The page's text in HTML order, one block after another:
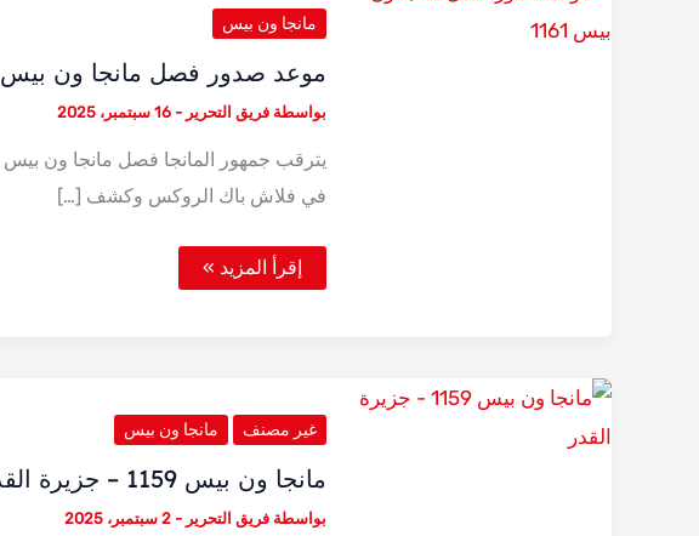
مانجا ون بيس
موعد صدور فصل مانجا ون بيس 1161
بواسطة فريق التحرير-16 سبتمبر، 2025
في فلاش باك الروكس وكشف […]
موعد
صدور
إقرأ المزيد »
غير مصنف مانجا ون بيس
مانجا ون بيس 1159 – جزيرة القدر
بواسطة فريق التحرير-2 سبتمبر، 2025